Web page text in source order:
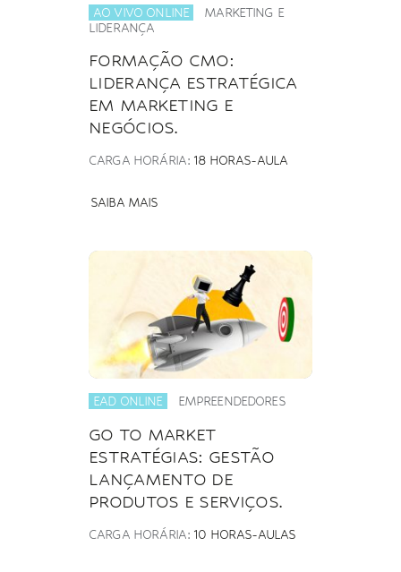
AO VIVO ONLINE
MARKETING E
LIDERANÇA
FORMAÇÃO CMO:
LIDERANÇA ESTRATÉGICA
EM MARKETING E
NEGÓCIOS.
CARGA HORÁRIA: 18 HORAS-AULA
SAIBA MAIS
EAD ONLINE EMPREENDEDORES
GO TO MARKET
ESTRATÉGIAS: GESTÃO
LANÇAMENTO DE
PRODUTOS E SERVIÇOS.
CARGA HORÁRIA: 10 HORAS-AULAS